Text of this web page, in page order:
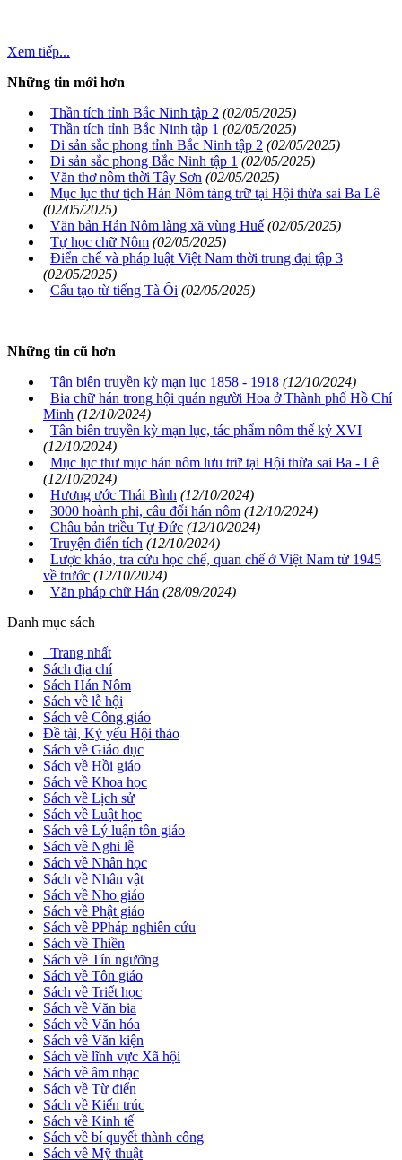
Xem tiếp...
Những tin mới hơn
Thần tích tỉnh Bắc Ninh tập 2 (02/05/2025)
Thần tích tỉnh Bắc Ninh tập 1 (02/05/2025)
Di sản sắc phong tỉnh Bắc Ninh tập 2 (02/05/2025)
Di sản sắc phong Bắc Ninh tập 1 (02/05/2025)
Văn thơ nôm thời Tây Sơn (02/05/2025)
Mục lục thư tịch Hán Nôm tàng trữ tại Hội thừa sai Ba Lê
(02/05/2025)
Văn bản Hán Nôm làng xã vùng Huế (02/05/2025)
Tự học chữ Nôm (02/05/2025)
Điển chế và pháp luật Việt Nam thời trung đại tập 3
(02/05/2025)
Cấu tạo từ tiếng Tà Ôi (02/05/2025)
Những tin cũ hơn
Tân biên truyền kỳ mạn lục 1858 - 1918 (12/10/2024)
Bia chữ hán trong hội quán người Hoa ở Thành phố Hồ Chí
Minh (12/10/2024)
Tân biên truyền kỳ mạn lục, tác phẩm nôm thế kỷ XVI
(12/10/2024)
Mục lục thư mục hán nôm lưu trữ tại Hội thừa sai Ba - Lê
(12/10/2024)
Hương ước Thái Bình (12/10/2024)
3000 hoành phi, câu đối hán nôm (12/10/2024)
Châu bản triều Tự Đức (12/10/2024)
Truyện điển tích (12/10/2024)
Lược khảo, tra cứu học chế, quan chế ở Việt Nam từ 1945
về trước (12/10/2024)
Văn pháp chữ Hán (28/09/2024)
Danh mục sách
Trang nhất
Sách địa chí
Sách Hán Nôm
Sách về lễ hội
Sách về Công giáo
Đề tài, Kỷ yếu Hội thảo
Sách về Giáo dục
Sách về Hồi giáo
Sách về Khoa học
Sách về Lịch sử
Sách về Luật học
Sách về Lý luận tôn giáo
Sách về Nghi lễ
Sách về Nhân học
Sách về Nhân vật
Sách về Nho giáo
Sách về Phật giáo
Sách về PPháp nghiên cứu
Sách về Thiền
Sách về Tín ngưỡng
Sách về Tôn giáo
Sách về Triết học
Sách về Văn bia
Sách về Văn hóa
Sách về Văn kiện
Sách về lĩnh vực Xã hội
Sách về âm nhạc
Sách về Từ điển
Sách về Kiến trúc
Sách về Kinh tế
Sách về bí quyết thành công
Sách về Mỹ thuật